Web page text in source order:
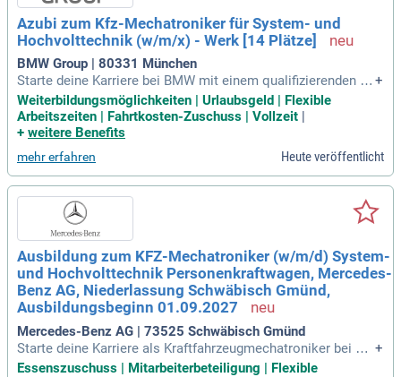
Azubi zum Kfz-Mechatroniker für System- und
Hochvolttechnik (w/m/x) - Werk [14 Plätze]
BMW Group | 80331 München
Starte deine Karriere bei BMW mit einem qualifizierenden A
bschluss der Mittelschule. Unsere attraktiven Konditionen b
ieten eine faire Vergütung, Weihnachts- und Urlaubsgeld so
wie eine Übernahmegarantie. Profitiere von flexiblen Arbeits
maximieren. Spannende Aufgaben und zahlreiche Vorteile w
ie die Azubi-Fahrzeugmiete und Fahrtkostenzuschüsse erwa
rten dich. Zudem unterstützen wir dich mit vergünstigten W
ohnheimen (München) und vielfältigen Freizeitangeboten. B
ewirb dich jetzt und erlebe Chancengleichheit in einem inno
vativen Unternehmen!
+
Weiterbildungsmöglichkeiten | Urlaubsgeld | Flexible
Arbeitszeiten | Fahrtkosten-Zuschuss | Vollzeit
+ weitere Benefits
mehr erfahren Heute veröffentlicht
Ausbildung zum KFZ-Mechatroniker (w/m/d) System-
und Hochvolttechnik Personenkraftwagen, Mercedes-
Benz AG, Niederlassung Schwäbisch Gmünd,
Ausbildungsbeginn 01.09.2027
Mercedes-Benz AG | 73525 Schwäbisch Gmünd
Starte deine Karriere als Kraftfahrzeugmechatroniker bei Me
rcedes-Benz! In dieser spannenden Position beschäftigst du
+
Essenszuschuss | Mitarbeiterbeteiligung | Flexible